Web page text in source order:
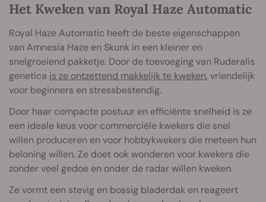
Het Kweken van Royal Haze Automatic
Royal Haze Automatic heeft de beste eigenschappen
van Amnesia Haze en Skunk in een kleiner en
snelgroeiend pakketje. Door de toevoeging van Ruderalis
genetica is ze ontzettend makkelijk te kweken, vriendelijk
voor beginners en stressbestendig.
Door haar compacte postuur en efficiënte snelheid is ze
een ideale keus voor commerciële kwekers die snel
willen produceren en voor hobbykwekers die meteen hun
beloning willen. Ze doet ook wonderen voor kwekers die
zonder veel gedoe en onder de radar willen kweken.
Ze vormt een stevig en bossig bladerdak en reageert